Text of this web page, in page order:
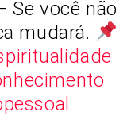
Se você não
mudará.